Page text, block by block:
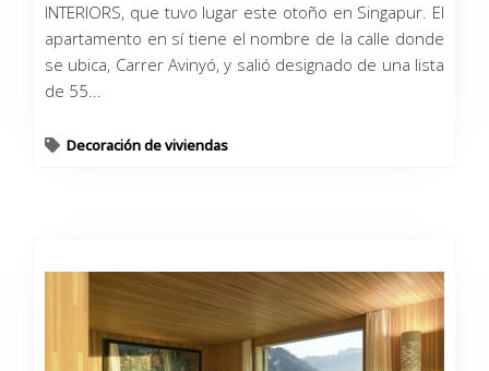
INTERIORS, que tuvo lugar este otoño en Singapur. El
apartamento en sí tiene el nombre de la calle donde
se ubica, Carrer Avinyó, y salió designado de una lista
de 55...
Decoración de viviendas